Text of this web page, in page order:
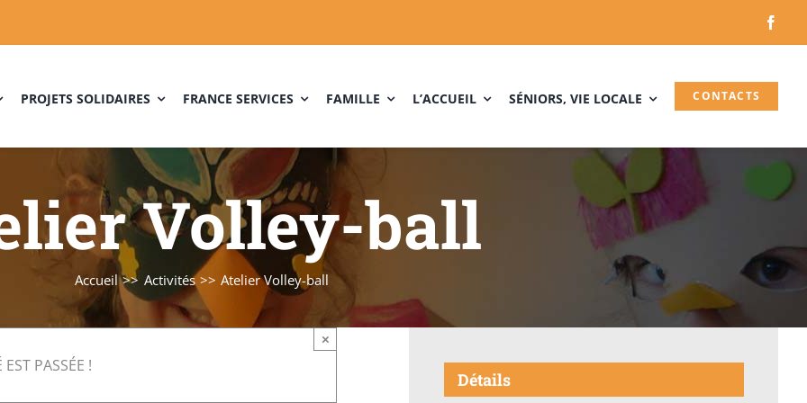
PROJETS SOLIDAIRES FRANCE SERVICES FAMILLE L’ACCUEIL SÉNIORS, VIE LOCALE CONTACTS
Volley-ball
Accueil Activités Atelier Volley-ball
EST PASSÉE !
×
Détails